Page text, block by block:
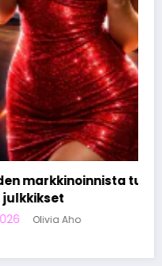
tunnetut